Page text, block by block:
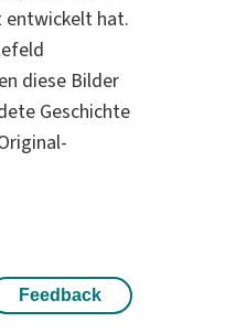
entwickelt hat.
diese Bilder
Geschichte
Feedback